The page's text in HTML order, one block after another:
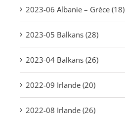
2023-06 Albanie – Grèce (18)
2023-05 Balkans (28)
2023-04 Balkans (26)
2022-09 Irlande (20)
2022-08 Irlande (26)